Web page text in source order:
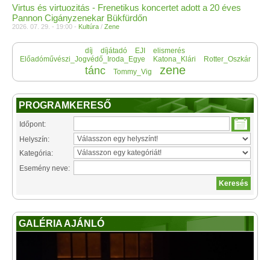
Virtus és virtuozitás - Frenetikus koncertet adott a 20 éves
Pannon Cigányzenekar Bükfürdőn
2026. 07. 29. - 19:00 - Kultúra / Zene
díj díjátadó EJI
elismerés
Előadóművészi_Jogvédő_Iroda_Egye
Katona_Klári Rotter_Oszkár
tánc Tommy_Vig zene
PROGRAMKERESŐ
Időpont:
Helyszín:
Kategória:
Esemény neve:
GALÉRIA AJÁNLÓ